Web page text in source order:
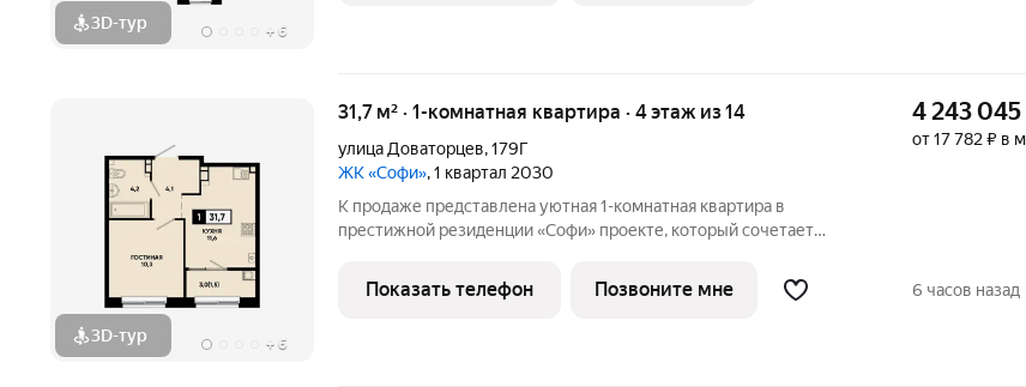
3D-тур + 6
3D-тур + 6
31,7 м² · 1-комнатная квартира · 4 этаж из 14
улица Доваторцев,179Г
ЖК «Софи», 1 квартал 2030
К продаже представлена уютная 1-комнатная квартира в
престижной резиденции «Софи» проекте, который сочетает
Ставрополя от федерального застройщика ЮгСтройИнвест!
Застройщик ЮгСтройИнвест: Мы
4 243 045
от 17 782 ₽ в
Показать телефон Позвоните мне 6 часов назад